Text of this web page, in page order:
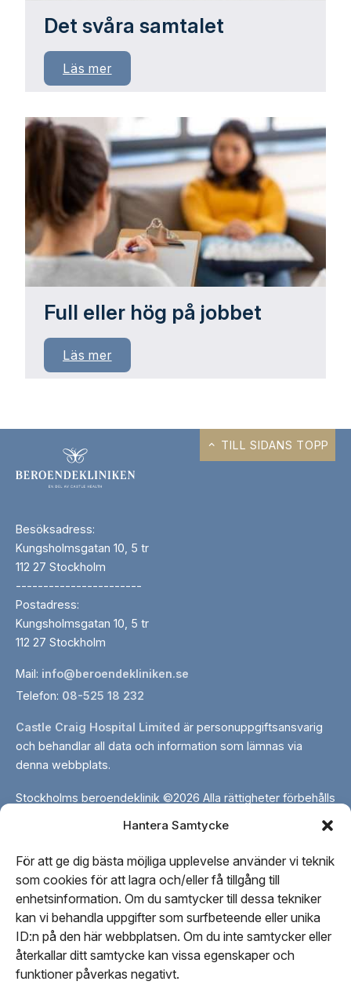
Hantera Samtycke
För att ge dig bästa möjliga upplevelse använder vi teknik
som cookies för att lagra och/eller få tillgång till
enhetsinformation. Om du samtycker till dessa tekniker
kan vi behandla uppgifter som surfbeteende eller unika
ID:n på den här webbplatsen. Om du inte samtycker eller
återkallar ditt samtycke kan vissa egenskaper och
funktioner påverkas negativt.
Det svåra samtalet
Läs mer
Full eller hög på jobbet
Läs mer
Besöksadress:
Kungsholmsgatan 10, 5 tr
112 27 Stockholm
-----------------------
Postadress:
Kungsholmsgatan 10, 5 tr
112 27 Stockholm
Mail: info@beroendekliniken.se
Telefon: 08-525 18 232
Castle Craig Hospital Limited är personuppgiftsansvarig
och behandlar all data och information som lämnas via
denna webbplats.
Stockholms beroendeklinik ©2026 Alla rättigheter förbehålls
Stockholms
beroendeklinikpåfacebook
Stockholms
beroendeklinikpålinkedin
Stockholms
beroendeklinikpåinstagram
Om oss
Vår personal
Kontakta oss
TILL SIDANS TOPP